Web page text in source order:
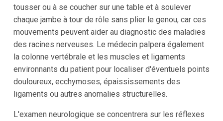
tousser ou à se coucher sur une table et à soulever
chaque jambe à tour de rôle sans plier le genou, car ces
mouvements peuvent aider au diagnostic des maladies
des racines nerveuses. Le médecin palpera également
la colonne vertébrale et les muscles et ligaments
environnants du patient pour localiser d'éventuels points
douloureux, ecchymoses, épaississements des
ligaments ou autres anomalies structurelles.
L'examen neurologique se concentrera sur les réflexes